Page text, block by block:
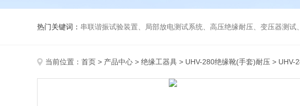
热门关键词： 串联谐振试验装置、局部放电测试系统、高压绝缘耐压、变压器测试、
当前位置： 首页 > 产品中心 > 绝缘工器具 > UHV-280绝缘靴(手套)耐压 > UHV-